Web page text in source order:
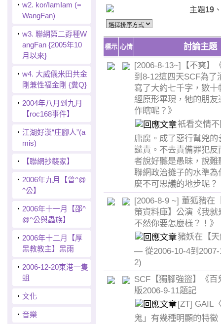
‧ w2. kor/IamIam (=
WangFan)
‧ w3. 聯網第二孬種W
angFan {2005年10
月以來}
‧ w4. 大威儀米田共金
剛兼性福金剛 {糞Q}
‧ 2004年八月到九月
【roc168事件】
‧ 江湖好漢“庄腳人”(a
mis)
‧ 【聯網抄襲家】
‧ 2006年九月【曾^@
^公】
‧ 2006年十一月【邵^
@^公與蟲族】
‧ 2006年十二月【厚
黑教教主】黑雨
‧ 2006-12-20東港一隻
蛆
‧ 文化
‧ 音樂
主題19
標示 心情
討論主題
[2006-8-13~]【不爽】
到8-12這四天SCF為了
寫了大約七千字，數十
經原形畢現，牠的朋友
作瞎呢？》
衹看交情
庸腐。成了惡行幫兇的
譴責。不去責備罪犯反
者說好聽是愚昧，說難
聯網政治攤子的水準為
麼不可思議的地步呢？
[2006-8-9 ~] 董狐豬在
策資料庫】公演《我就
不然你要怎麼樣？！》
豬妖在【
— 從2006-10-4到
2)
SCF【獨腳強盜】《百
版2006-9-11題記
[ZT] GAIL
鬼」有幾種明顯的特徵